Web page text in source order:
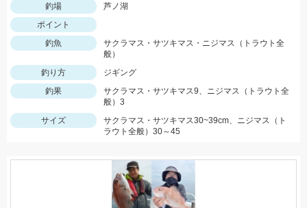
釣場
芦ノ湖
ポイント
釣魚
サクラマス・サツキマス・ニジマス（トラウト全
般）
釣り方
ジギング
釣果
サクラマス・サツキマス9、ニジマス（トラウト全
般）3
サイズ
サクラマス・サツキマス30~39cm、ニジマス（ト
ラウト全般）30～45